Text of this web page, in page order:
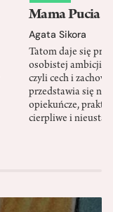
Mama Pucia
Agata Sikora
Tatom daje się
osobistej ambicji,
czyli cech i
przedstawia się
opiekuńcze,
cierpliwe i